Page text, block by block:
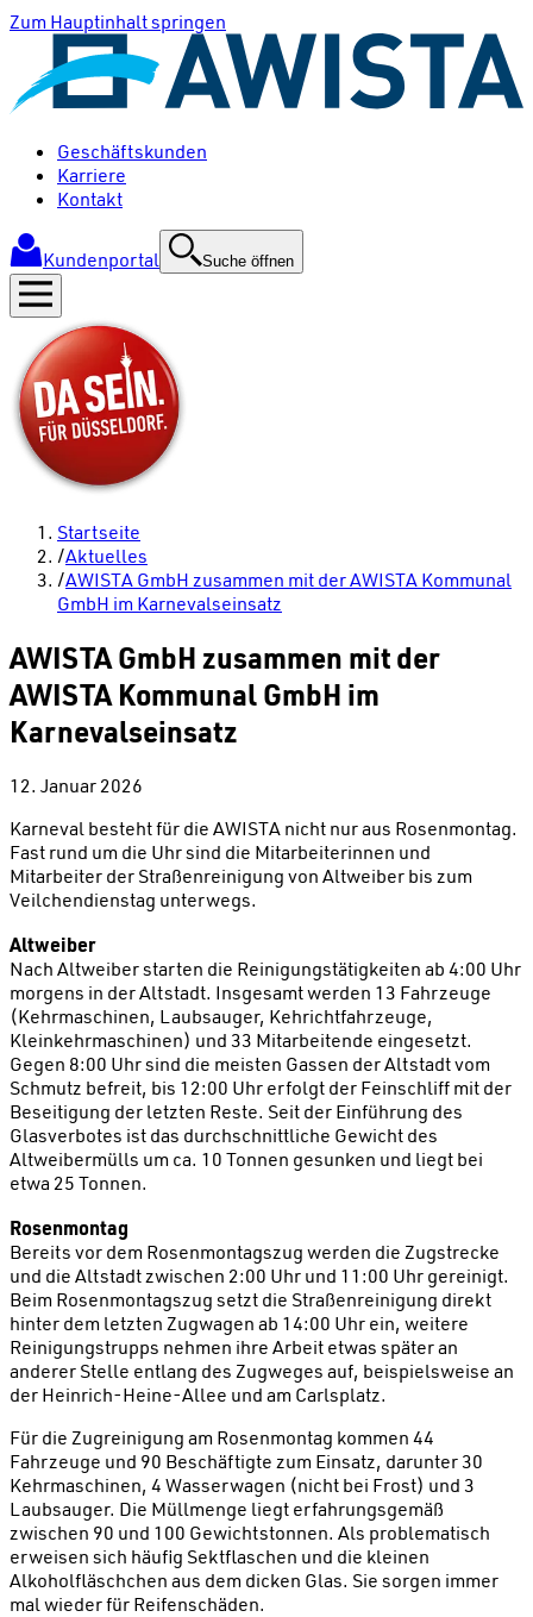
Zum Hauptinhalt springen
Geschäftskunden
Karriere
Kontakt
Kundenportal Suche öffnen
Startseite
/Aktuelles
/AWISTA GmbH zusammen mit der AWISTA Kommunal
GmbH im Karnevalseinsatz
AWISTA GmbH zusammen mit der
AWISTA Kommunal GmbH im
Karnevalseinsatz
12. Januar 2026
Karneval besteht für die AWISTA nicht nur aus Rosenmontag.
Fast rund um die Uhr sind die Mitarbeiterinnen und
Mitarbeiter der Straßenreinigung von Altweiber bis zum
Veilchendienstag unterwegs.
Altweiber
Nach Altweiber starten die Reinigungstätigkeiten ab 4:00 Uhr
morgens in der Altstadt. Insgesamt werden 13 Fahrzeuge
(Kehrmaschinen, Laubsauger, Kehrichtfahrzeuge,
Kleinkehrmaschinen) und 33 Mitarbeitende eingesetzt.
Gegen 8:00 Uhr sind die meisten Gassen der Altstadt vom
Schmutz befreit, bis 12:00 Uhr erfolgt der Feinschliff mit der
Beseitigung der letzten Reste. Seit der Einführung des
Glasverbotes ist das durchschnittliche Gewicht des
Altweibermülls um ca. 10 Tonnen gesunken und liegt bei
etwa 25 Tonnen.
Rosenmontag
Bereits vor dem Rosenmontagszug werden die Zugstrecke
und die Altstadt zwischen 2:00 Uhr und 11:00 Uhr gereinigt.
Beim Rosenmontagszug setzt die Straßenreinigung direkt
hinter dem letzten Zugwagen ab 14:00 Uhr ein, weitere
Reinigungstrupps nehmen ihre Arbeit etwas später an
anderer Stelle entlang des Zugweges auf, beispielsweise an
der Heinrich-Heine-Allee und am Carlsplatz.
Für die Zugreinigung am Rosenmontag kommen 44
Fahrzeuge und 90 Beschäftigte zum Einsatz, darunter 30
Kehrmaschinen, 4 Wasserwagen (nicht bei Frost) und 3
Laubsauger. Die Müllmenge liegt erfahrungsgemäß
zwischen 90 und 100 Gewichtstonnen. Als problematisch
erweisen sich häufig Sektflaschen und die kleinen
Alkoholfläschchen aus dem dicken Glas. Sie sorgen immer
mal wieder für Reifenschäden.